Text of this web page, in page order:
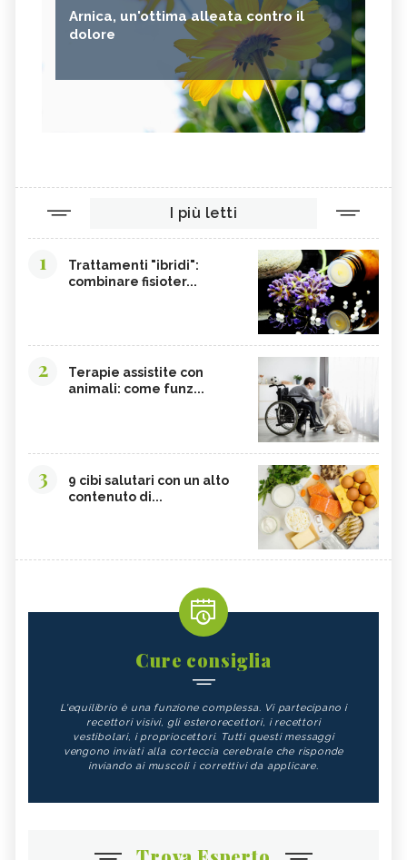
Arnica, un'ottima alleata contro il
dolore
I più letti
1
Trattamenti "ibridi":
combinare fisioter...
2
Terapie assistite con
animali: come funz...
3
9 cibi salutari con un alto
contenuto di...
Cure consiglia
L'equilibrio è una funzione complessa. Vi partecipano i
recettori visivi, gli esterorecettori, i recettori
vestibolari, i propriocettori. Tutti questi messaggi
vengono inviati alla corteccia cerebrale che risponde
inviando ai muscoli i correttivi da applicare.